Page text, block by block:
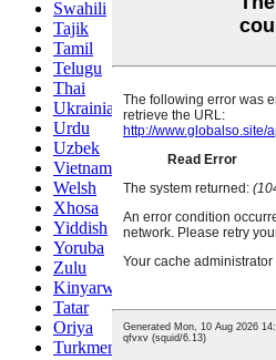
Swahili
Tajik
Tamil
Telugu
Thai
Ukrainian
Urdu
Uzbek
Vietnamese
Welsh
Xhosa
Yiddish
Yoruba
Zulu
Kinyarwanda
Tatar
Oriya
Turkmen